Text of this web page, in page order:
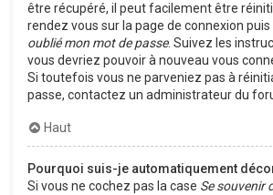
être récupéré, il peut facilement être
rendez vous sur la page de connexion
oublié mon mot de passe. Suivez les
vous devriez pouvoir à nouveau vous
Si toutefois vous ne parveniez pas à
passe, contactez un administrateur du
Haut
Pourquoi suis-je automatiquement
Si vous ne cochez pas la case Se souvenir